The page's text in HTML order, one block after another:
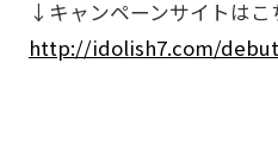
↓キャンペーンサイトは
http://idolish7.com/